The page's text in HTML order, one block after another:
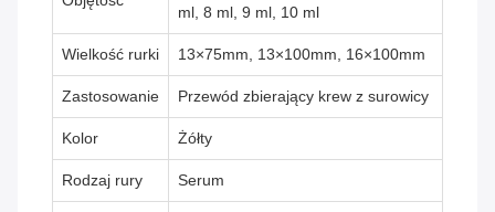
ml, 8 ml, 9 ml, 10 ml
Wielkość rurki 13×75mm, 13×100mm, 16×100mm
Zastosowanie Przewód zbierający krew z surowicy
Kolor Żółty
Rodzaj rury Serum